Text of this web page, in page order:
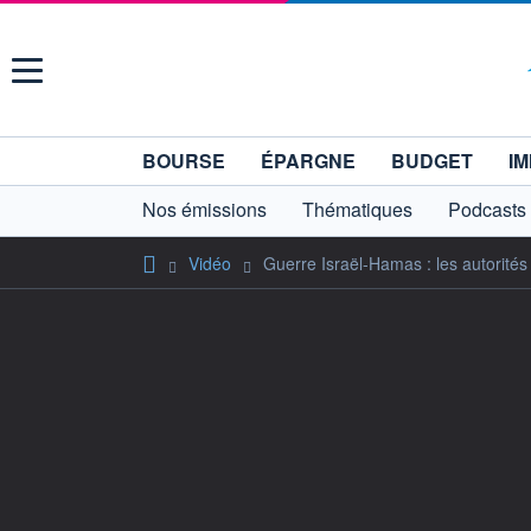
Menu
BOURSE ÉPARGNE BUDGET
Nos émissions
Thématiques Podcasts
Vidéo Guerre Israël-Hamas : les